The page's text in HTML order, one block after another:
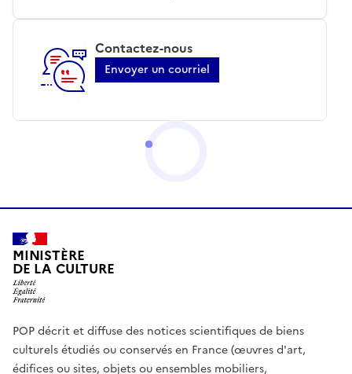
Contactez-nous
Envoyer un courriel
MINISTÈRE
DE LA CULTURE
POP décrit et diffuse des notices scientifiques de biens
culturels étudiés ou conservés en France (œuvres d'art,
édifices ou sites, objets ou ensembles mobiliers,